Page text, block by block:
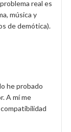
real es
música y
de demótica).
he probado
A mí me